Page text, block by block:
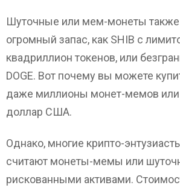
Шуточные или мем-монеты
огромный запас, как SHIB с
квадриллион токенов, или
DOGE. Вот почему вы можете
даже миллионы монет-мемов или
доллар США.
Однако, многие крипто-
считают монеты-мемы или
рискованными активами.